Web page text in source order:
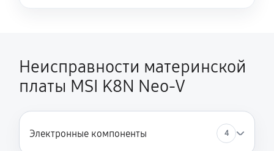
Неисправности материнской
платы MSI K8N Neo-V
Электронные компоненты 4